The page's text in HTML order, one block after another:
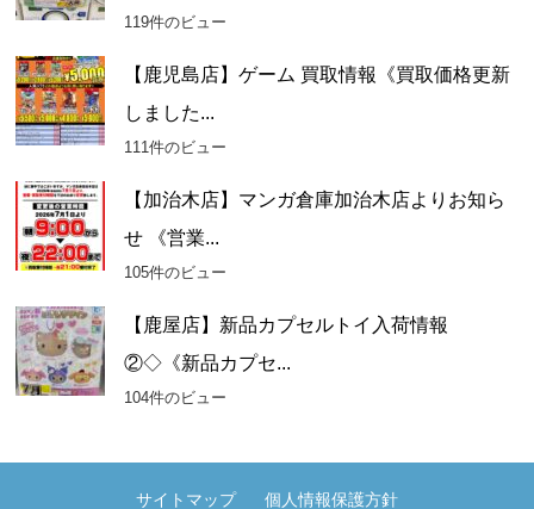
119件のビュー
【鹿児島店】ゲーム 買取情報《買取価格更新
しました...
111件のビュー
【加治木店】マンガ倉庫加治木店よりお知ら
せ 《営業...
105件のビュー
【鹿屋店】新品カプセルトイ入荷情報
②◇《新品カプセ...
104件のビュー
サイトマップ 個人情報保護方針